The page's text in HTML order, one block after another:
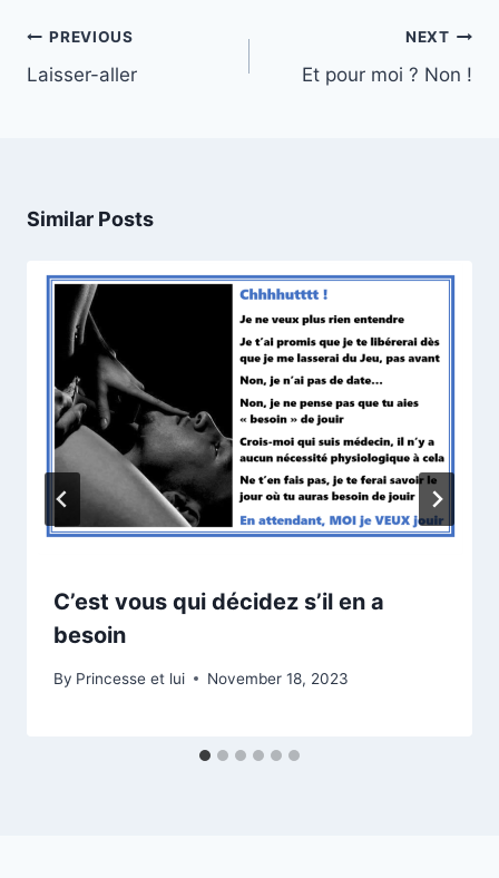
Post
navigation
PREVIOUS
Laisser-aller
NEXT
Et pour moi ? Non !
Similar Posts
C’est vous qui décidez s’il en a
besoin
By Princesse et lui November 18, 2023